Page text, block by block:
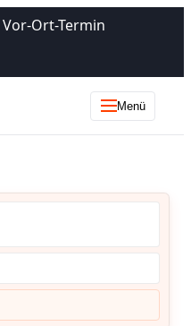
Ort-Termin
Menü